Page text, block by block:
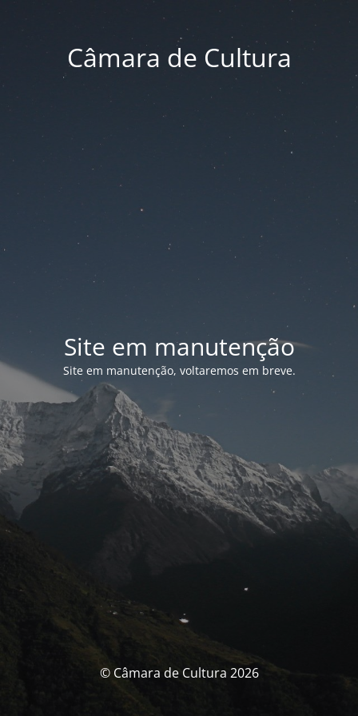
Câmara de Cultura
Site em manutenção
Site em manutenção, voltaremos em breve.
© Câmara de Cultura 2026